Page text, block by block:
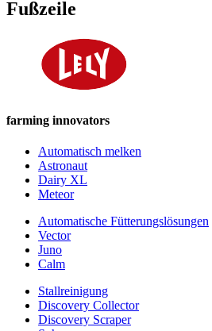
Fußzeile
farming innovators
Automatisch melken
Astronaut
Dairy XL
Meteor
Automatische Fütterungslösungen
Vector
Juno
Calm
Stallreinigung
Discovery Collector
Discovery Scraper